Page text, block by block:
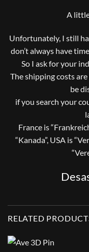
A
Unfortunately, I still
don’t always have
So I ask for your
The shipping costs
be
if you search your
France is
“Kanada”, USA is
RELATED